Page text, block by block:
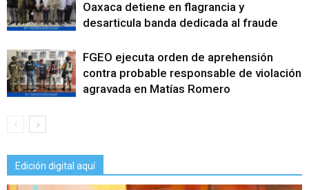
Oaxaca detiene en flagrancia y
desarticula banda dedicada al fraude
FGEO ejecuta orden de aprehensión
contra probable responsable de violación
agravada en Matías Romero
Edición digital aquí